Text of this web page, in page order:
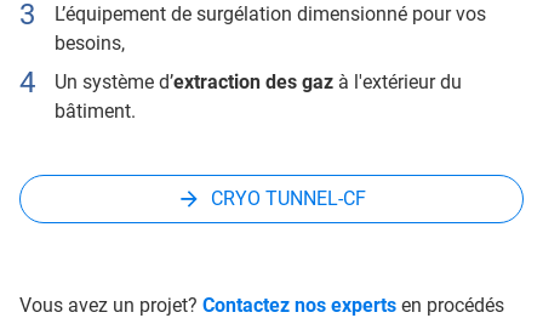
L’équipement de surgélation dimensionné pour vos
besoins,
Un système d’extraction des gazà l'extérieur du
bâtiment.
CRYO TUNNEL-CF
Vous avez un projet? Contactez nos experts en procédés